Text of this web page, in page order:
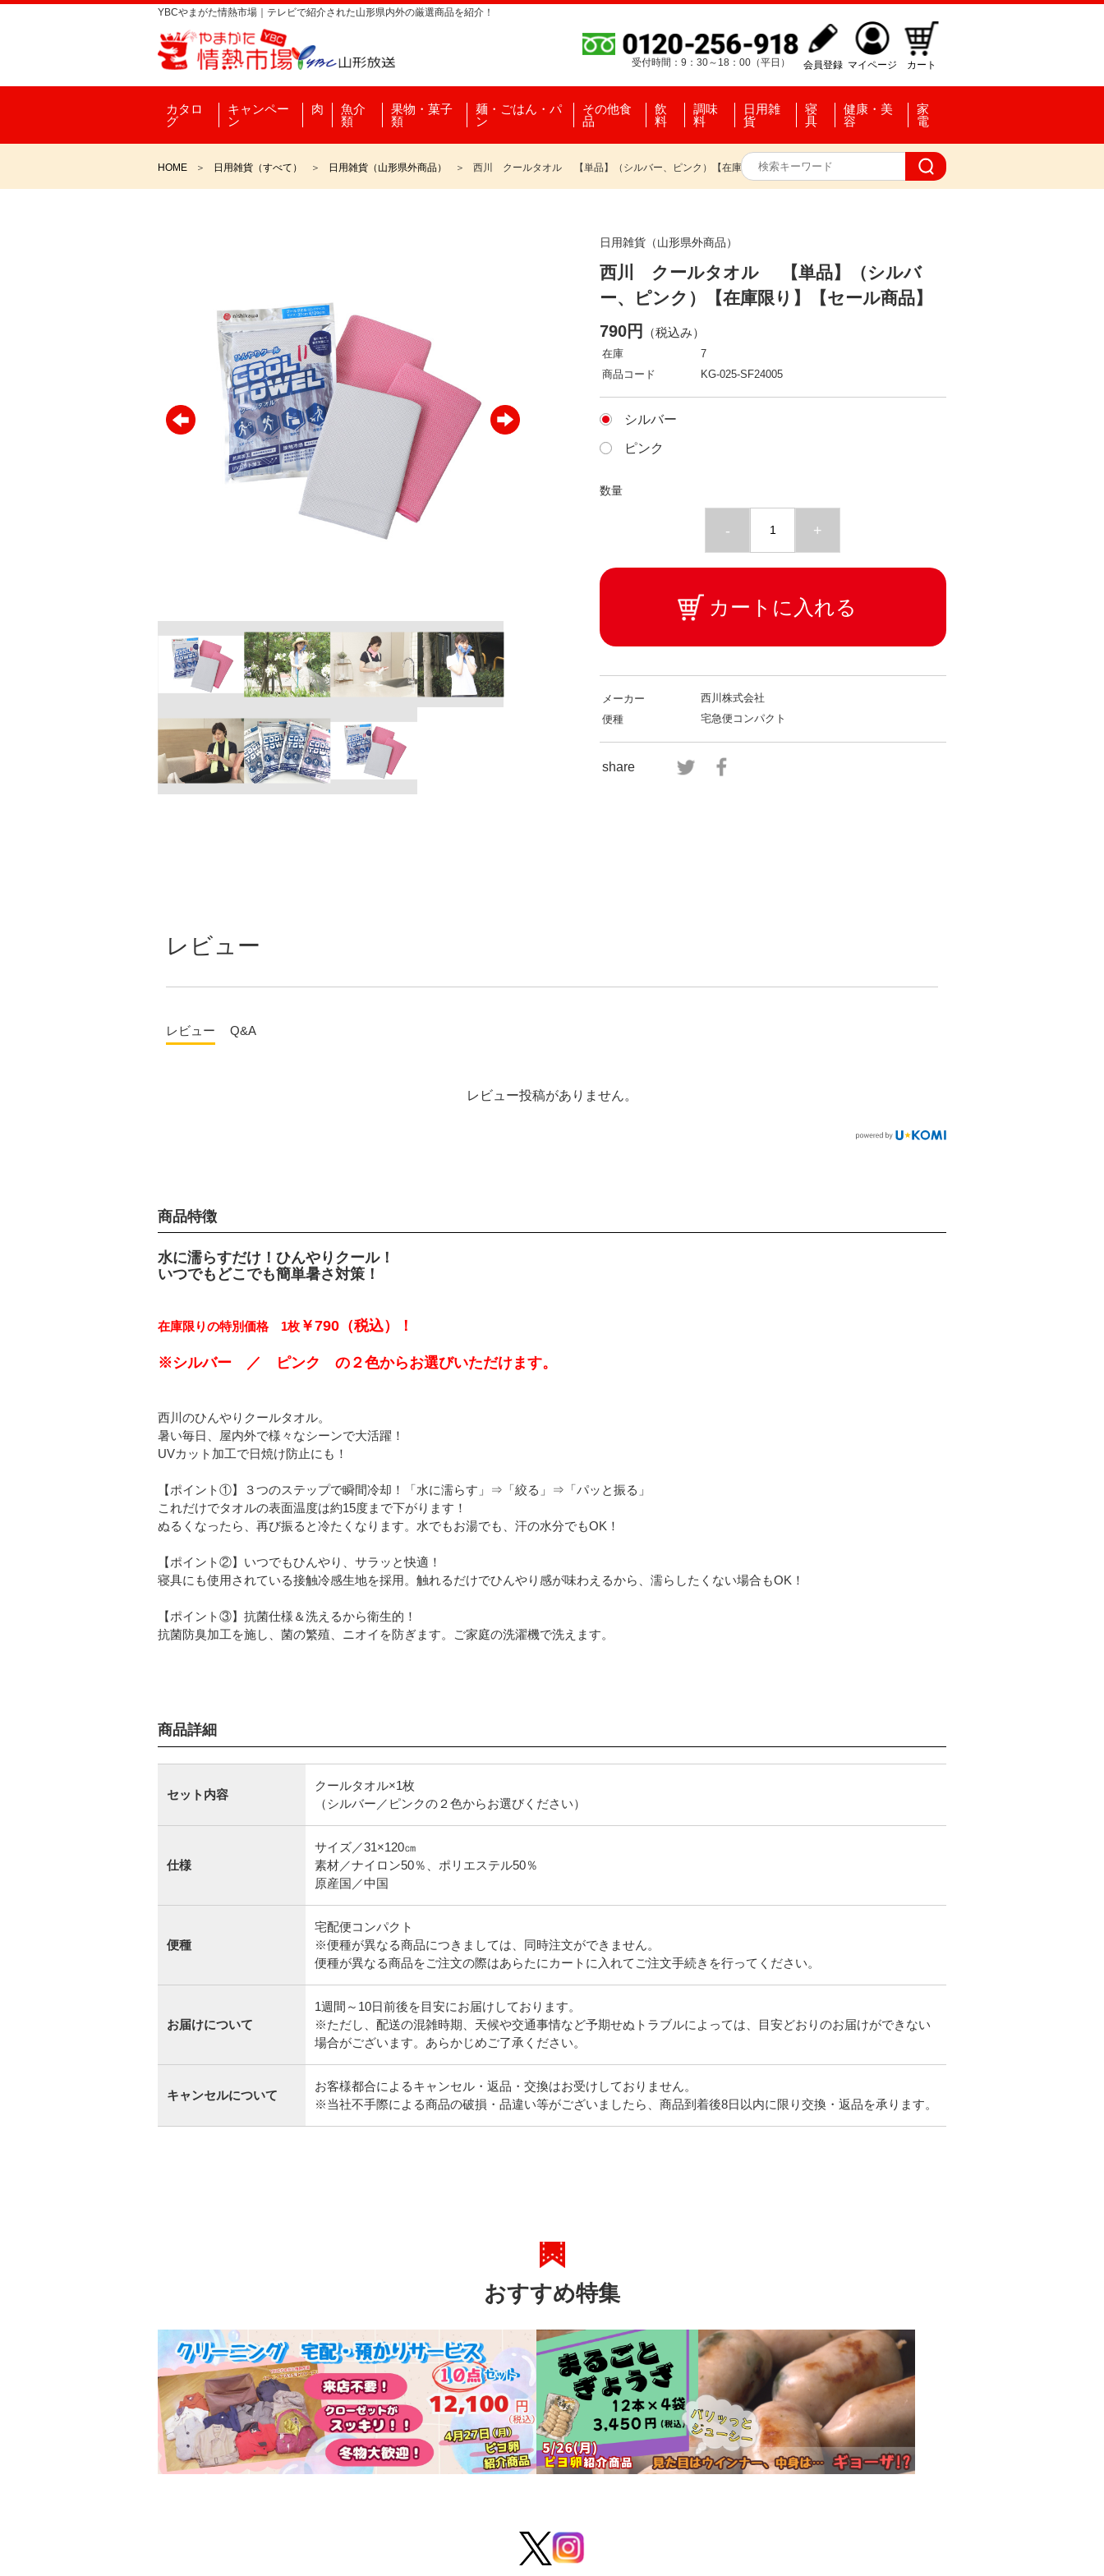
YBCやまがた情熱市場｜テレビで紹介された山形県内外の厳選商品を紹介！
受付時間：9：30～18：00（平日） 会員登録 マイページ カート
カタロ
グ
キャンペー
ン
肉
魚介
類
果物・菓子
類
麺・ごはん・パ
ン
その他食
品
飲
料
調味
料
日用雑
貨
寝
具
健康・美
容
家
電
HOME 日用雑貨（すべて） 日用雑貨（山形県外商品） 西川 クールタオル 【単品】（シルバー、ピンク）【在庫限り】【セール商品】
日用雑貨（山形県外商品）
西川 クールタオル 【単品】（シルバ
ー、ピンク）【在庫限り】【セール商品】
790円 （税込み）
在庫
7
商品コード
KG-025-SF24005
シルバー
ピンク
数量
- +
カートに入れる
メーカー
西川株式会社
便種
宅急便コンパクト
share
レビュー
レビュー Q&A
レビュー投稿がありません。
商品特徴
水に濡らすだけ！ひんやりクール！
いつでもどこでも簡単暑さ対策！
在庫限りの特別価格 1枚 ￥790（税込）！
西川のひんやりクールタオル。
暑い毎日、屋内外で様々なシーンで大活躍！
UVカット加工で日焼け防止にも！
【ポイント①】３つのステップで瞬間冷却！「水に濡らす」⇒「絞る」⇒「パッと振る」
これだけでタオルの表面温度は約15度まで下がります！
ぬるくなったら、再び振ると冷たくなります。水でもお湯でも、汗の水分でもOK！
【ポイント②】いつでもひんやり、サラッと快適！
寝具にも使用されている接触冷感生地を採用。触れるだけでひんやり感が味わえるから、濡らしたくない場合もOK！
【ポイント③】抗菌仕様＆洗えるから衛生的！
抗菌防臭加工を施し、菌の繁殖、ニオイを防ぎます。ご家庭の洗濯機で洗えます。
商品詳細
セット内容
クールタオル×1枚
仕様
サイズ／31×120㎝
素材／ナイロン50％、ポリエステル50％
便種
宅配便コンパクト
※便種が異なる商品につきましては、同時注文ができません。
便種が異なる商品をご注文の際はあらたにカートに入れてご注文手続きを行ってください。
お届けについて
1週間～10日前後を目安にお届けしております。
※ただし、配送の混雑時期、天候や交通事情など予期せぬトラブルによっては、目安どおりのお届けができない
場合がございます。あらかじめご了承ください。
キャンセルについて
お客様都合によるキャンセル・返品・交換はお受けしておりません。
※当社不手際による商品の破損・品違い等がございましたら、商品到着後8日以内に限り交換・返品を承ります。
おすすめ特集